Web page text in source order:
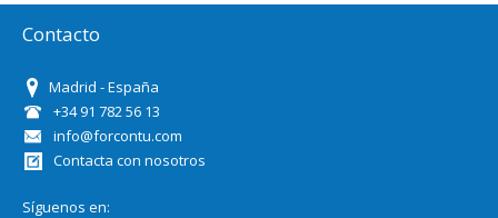
Contacto
Madrid - España
+34 91 782 56 13
info@forcontu.com
Contacta con nosotros
Síguenos en: